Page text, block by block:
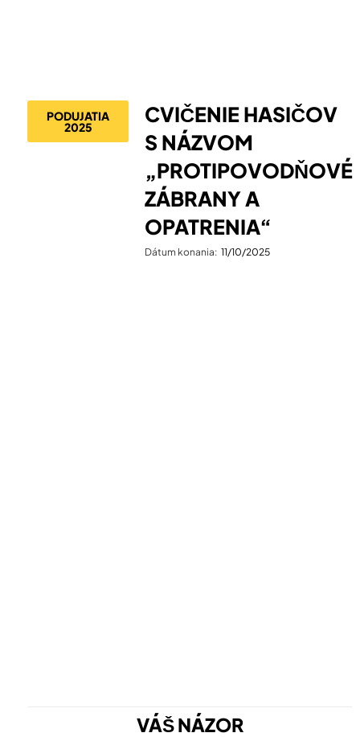
PODUJATIA
2025
CVIČENIE HASIČOV
S NÁZVOM
„PROTIPOVODŇOVÉ
ZÁBRANY A
OPATRENIA“
Dátum konania: 11/10/2025
VÁŠ NÁZOR